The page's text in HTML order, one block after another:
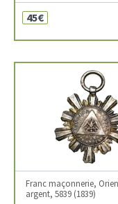
45€
Franc maçonnerie,
argent, 5839 (1839)